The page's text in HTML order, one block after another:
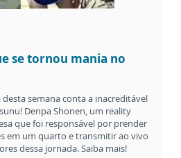
se tornou mania no
semana conta a inacreditável
Denpa Shonen, um reality
que foi responsável por prender
em um quarto e transmitir ao vivo
dessa jornada. Saiba mais!